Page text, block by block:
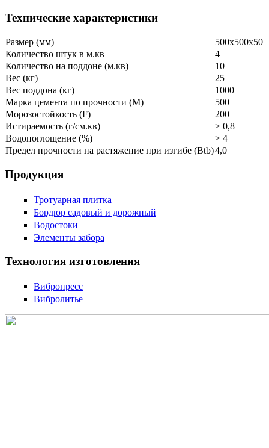
Технические характеристики
Размер (мм)
500x500x50
Количество штук в м.кв
4
Количество на поддоне (м.кв)
10
Вес (кг)
25
Вес поддона (кг)
1000
Марка цемента по прочности (M)
500
Морозостойкость (F)
200
Истираемость (г/см.кв)
> 0,8
Водопоглощение (%)
> 4
Предел прочности на растяжение при изгибе (Btb)4,0
Продукция
Тротуарная плитка
Бордюр садовый и дорожный
Водостоки
Элементы забора
Технология изготовления
Вибропресс
Вибролитье